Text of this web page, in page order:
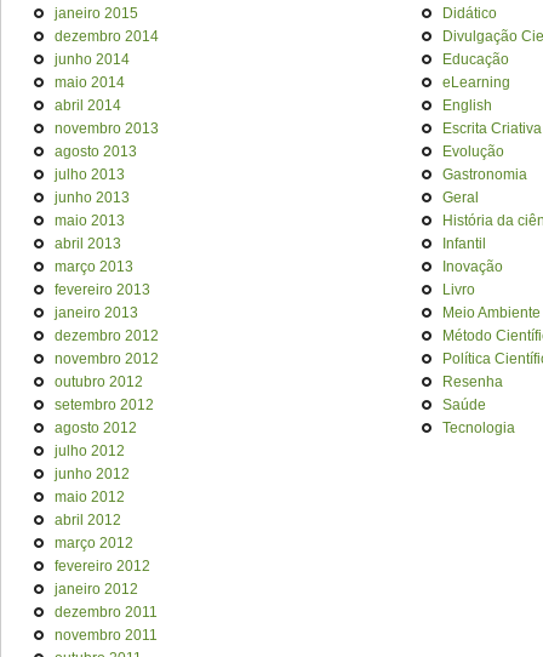
janeiro 2015
dezembro 2014
junho 2014
maio 2014
abril 2014
novembro 2013
agosto 2013
julho 2013
junho 2013
maio 2013
abril 2013
março 2013
fevereiro 2013
janeiro 2013
dezembro 2012
novembro 2012
outubro 2012
setembro 2012
agosto 2012
julho 2012
junho 2012
maio 2012
abril 2012
março 2012
fevereiro 2012
janeiro 2012
dezembro 2011
novembro 2011
Didático
Divulgação
Educação
eLearning
English
Escrita Criativa
Evolução
Gastronomia
Geral
História da
Infantil
Inovação
Livro
Meio Ambiente
Método
Política
Resenha
Saúde
Tecnologia